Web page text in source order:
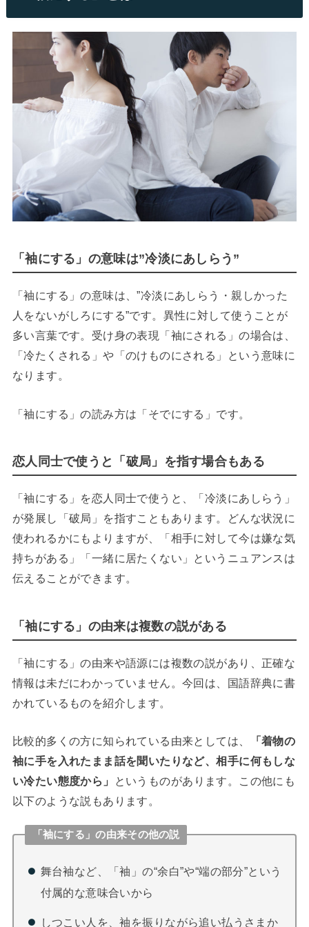
「袖にする」の意味は”冷淡にあしらう”
「袖にする」の意味は、”冷淡にあしらう・親しかった
人をないがしろにする”です。異性に対して使うことが
多い言葉です。受け身の表現「袖にされる」の場合は、
「冷たくされる」や「のけものにされる」という意味に
なります。
「袖にする」の読み方は「そでにする」です。
恋人同士で使うと「破局」を指す場合もある
「袖にする」を恋人同士で使うと、「冷淡にあしらう」
が発展し「破局」を指すこともあります。どんな状況に
使われるかにもよりますが、「相手に対して今は嫌な気
持ちがある」「一緒に居たくない」というニュアンスは
伝えることができます。
「袖にする」の由来は複数の説がある
「袖にする」の由来や語源には複数の説があり、正確な
情報は未だにわかっていません。今回は、国語辞典に書
かれているものを紹介します。
比較的多くの方に知られている由来としては、
「着物の
袖に手を入れたまま話を聞いたりなど、相手に何もしな
い冷たい態度から」
というものがあります。この他にも
以下のような説もあります。
「袖にする」の由来その他の説
舞台袖など、「袖」の“余白”や“端の部分”という
付属的な意味合いから
しつこい人を、袖を振りながら追い払うさまか